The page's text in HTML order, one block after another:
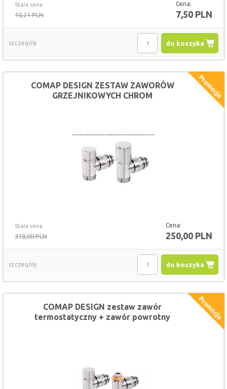
Stara cena
10,21 PLN
Cena:
7,50 PLN
do koszyka
szczegóły
Stara cena
318,00 PLN
Cena:
250,00 PLN
COMAP DESIGN ZESTAW ZAWORÓW
GRZEJNIKOWYCH CHROM
do koszyka
szczegóły
COMAP DESIGN zestaw zawór
termostatyczny + zawór powrotny